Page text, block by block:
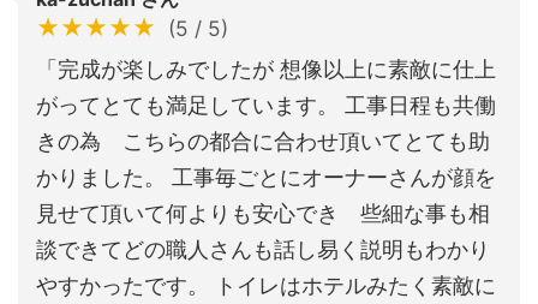
★★★★★
(5 / 5)
「完成が楽しみでしたが 想像以上に素敵に仕上
がってとても満足しています。 工事日程も共働
きの為 こちらの都合に合わせ頂いてとても助
かりました。 工事毎ごとにオーナーさんが顔を
見せて頂いて何よりも安心でき 些細な事も相
談できてどの職人さんも話し易く説明もわかり
やすかったです。 トイレはホテルみたく素敵に